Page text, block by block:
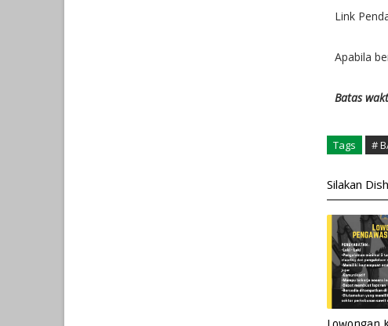
Link
Apabila
Batas
Tags #
Silakan